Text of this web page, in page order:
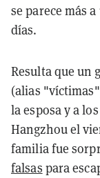
se parece más
días.
Resulta que un
(alias
la esposa y a
Hangzhou el
familia fue
falsas para